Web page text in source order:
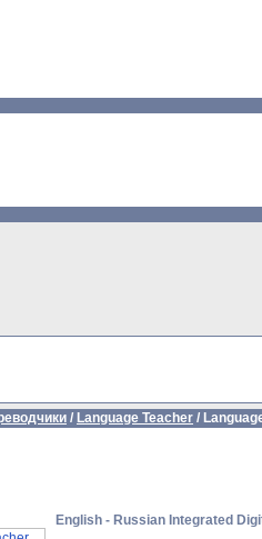
/ Language Teacher /
English - Russian Integrated